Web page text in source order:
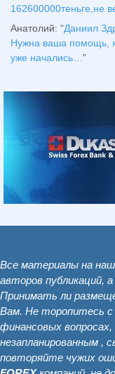
162600000теньге,не
Анатолий: “Даниил
Нужна ваша помощь,
уже начались… ”
Все материалы на
авторов публикаций,
Принимать ли
Вам. Не торопитесь
финансовых вопросах,
незапланированным ,
повторяйте чужих